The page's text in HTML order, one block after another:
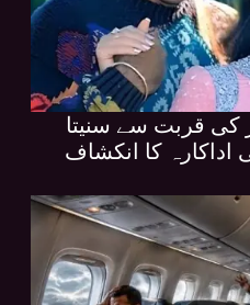
کی قربت سے سنیتا
اداکارہ کا انکشاف